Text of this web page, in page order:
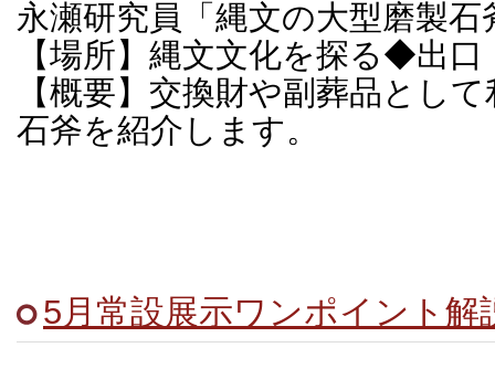
永瀬研究員「縄文の大型磨製石
【場所】縄文文化を探る◆出口
【概要】交換財や副葬品とし
石斧を紹介します。
5月常設展示ワンポイント解